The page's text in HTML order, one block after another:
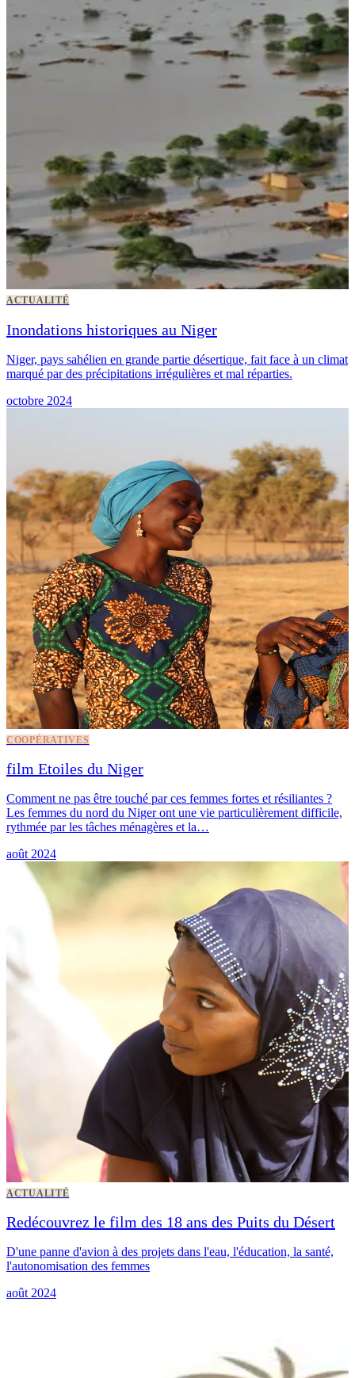
ACTUALITÉ
Inondations historiques au Niger
Niger, pays sahélien en grande partie désertique, fait face à un climat
marqué par des précipitations irrégulières et mal réparties.
octobre 2024
COOPÉRATIVES
film Etoiles du Niger
Comment ne pas être touché par ces femmes fortes et résiliantes ?
Les femmes du nord du Niger ont une vie particulièrement difficile,
rythmée par les tâches ménagères et la…
août 2024
ACTUALITÉ
Redécouvrez le film des 18 ans des Puits du Désert
D'une panne d'avion à des projets dans l'eau, l'éducation, la santé,
l'autonomisation des femmes
août 2024